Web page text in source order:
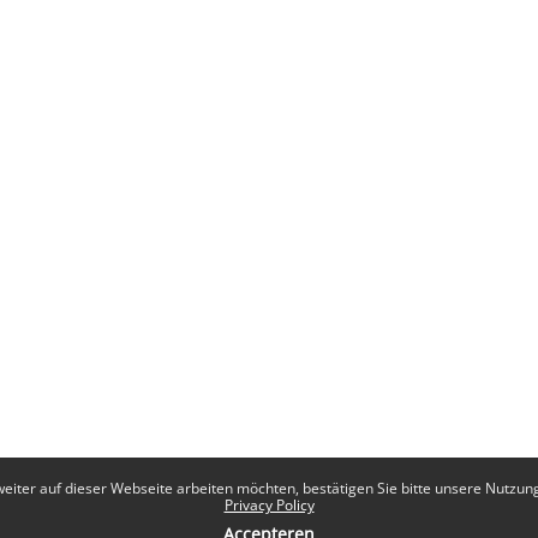
auf dieser Webseite arbeiten möchten, bestätigen Sie bitte unsere
Privacy Policy